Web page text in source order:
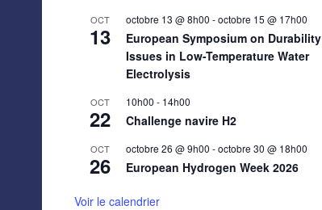
OCT
13
octobre 13 @ 8h00 -octobre 15 @ 17h00
European Symposium on Durability
Issues in Low-Temperature Water
Electrolysis
OCT
22
10h00 - 14h00
Challenge navire H2
OCT
26
octobre 26 @ 9h00 -octobre 30 @ 18h00
European Hydrogen Week 2026
Voir le calendrier